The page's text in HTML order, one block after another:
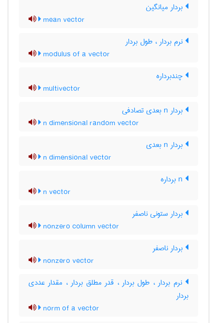
بردار میانگین
mean vector
نرم بردار ، طول بردار
modulus of a vector
چندبرداره
multivector
بردار n بعدی تصادفی
n dimensional random vector
بردار n بعدی
n dimensional vector
n vector
بردار ستونی ناصفر
nonzero column vector
بردار ناصفر
nonzero vector
نرم بردار ، طول بردار ، قدر مطلق بردار ، مقدار عددی
بردار
norm of a vector